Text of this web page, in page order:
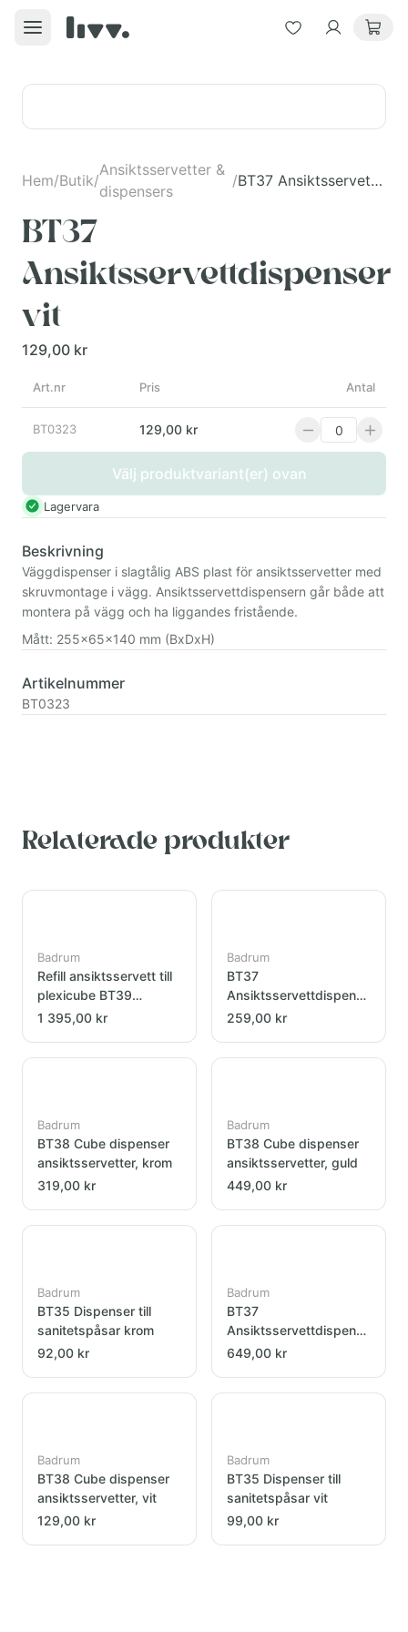
Hem/Butik/
Ansiktsservetter &
dispensers
/ BT37 Ansiktsservettdispenser vit
BT37
Ansiktsservettdispenser
vit
129,00 kr
Art.nr Pris Antal
BT0323 129,00 kr
Välj produktvariant(er) ovan
Lagervara
Beskrivning
Väggdispenser i slagtålig ABS plast för ansiktsservetter med
skruvmontage i vägg. Ansiktsservettdispensern går både att
montera på vägg och ha liggandes fristående.
Mått: 255x65x140 mm (BxDxH)
Artikelnummer
BT0323
Relaterade produkter
Badrum
Refill ansiktsservett till
plexicube BT39
36ask/kart
1 395,00 kr
Badrum
BT37
Ansiktsservettdispenser
krom
259,00 kr
Badrum
BT38 Cube dispenser
ansiktsservetter, krom
319,00 kr
Badrum
BT38 Cube dispenser
ansiktsservetter, guld
449,00 kr
Badrum
BT35 Dispenser till
sanitetspåsar krom
92,00 kr
Badrum
BT37
Ansiktsservettdispenser
guld
649,00 kr
Badrum
BT38 Cube dispenser
ansiktsservetter, vit
129,00 kr
Badrum
BT35 Dispenser till
sanitetspåsar vit
99,00 kr